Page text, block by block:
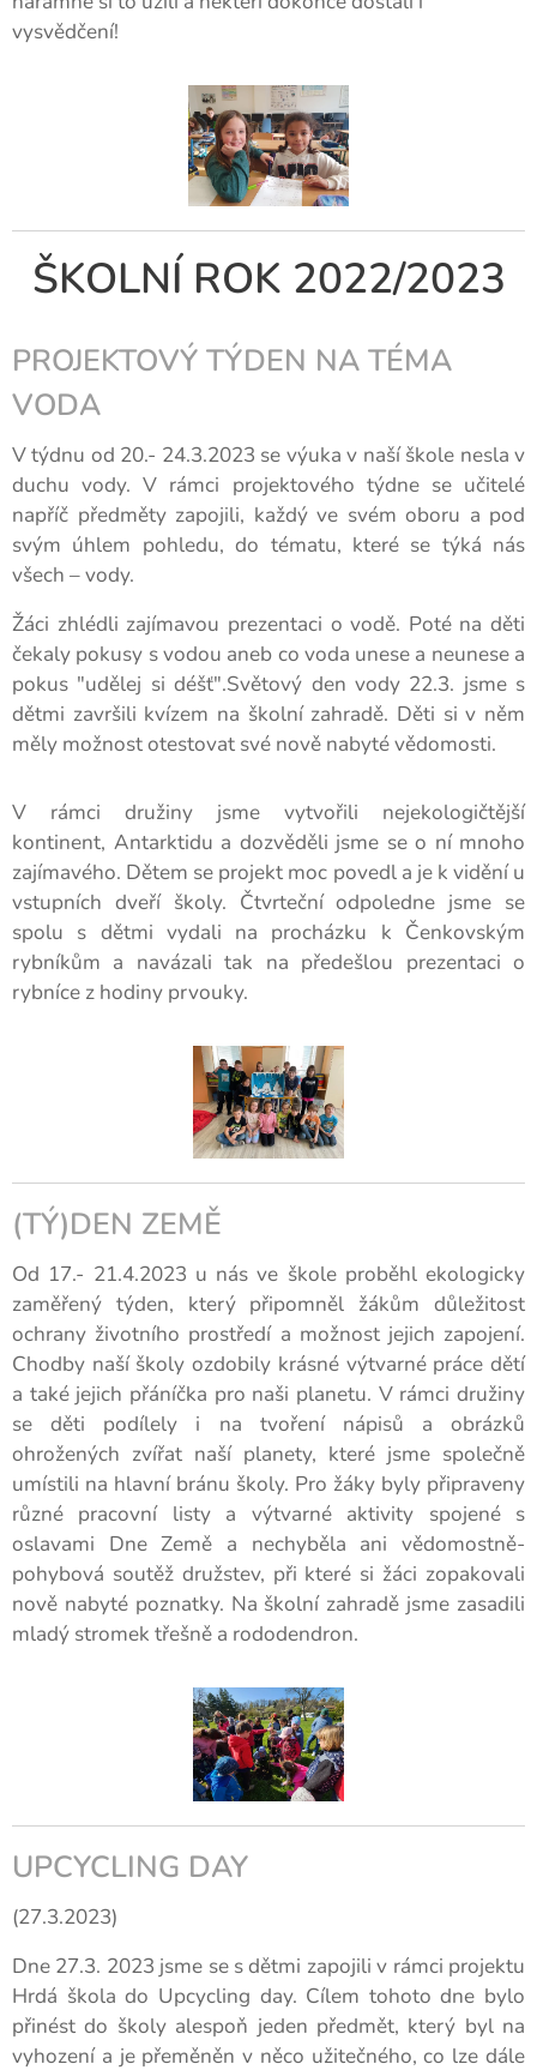
vysvědčení!
ŠKOLNÍ ROK 2022/2023
PROJEKTOVÝ TÝDEN NA TÉMA
VODA
V týdnu od 20.- 24.3.2023 se výuka v naší škole nesla v
duchu vody. V rámci projektového týdne se učitelé
napříč předměty zapojili, každý ve svém oboru a pod
svým úhlem pohledu, do tématu, které se týká nás
všech – vody.
Žáci zhlédli zajímavou prezentaci o vodě. Poté na děti
čekaly pokusy s vodou aneb co voda unese a neunese a
pokus "udělej si déšť".Světový den vody 22.3. jsme s
dětmi završili kvízem na školní zahradě. Děti si v něm
měly možnost otestovat své nově nabyté vědomosti.
V rámci družiny jsme vytvořili nejekologičtější
kontinent, Antarktidu a dozvěděli jsme se o ní mnoho
zajímavého. Dětem se projekt moc povedl a je k vidění u
vstupních dveří školy. Čtvrteční odpoledne jsme se
spolu s dětmi vydali na procházku k Čenkovským
rybníkům a navázali tak na předešlou prezentaci o
rybníce z hodiny prvouky.
(TÝ)DEN ZEMĚ
Od 17.- 21.4.2023 u nás ve škole proběhl ekologicky
zaměřený týden, který připomněl žákům důležitost
ochrany životního prostředí a možnost jejich zapojení.
Chodby naší školy ozdobily krásné výtvarné práce dětí
a také jejich přáníčka pro naši planetu. V rámci družiny
se děti podílely i na tvoření nápisů a obrázků
ohrožených zvířat naší planety, které jsme společně
umístili na hlavní bránu školy. Pro žáky byly připraveny
různé pracovní listy a výtvarné aktivity spojené s
oslavami Dne Země a nechyběla ani vědomostně-
pohybová soutěž družstev, při které si žáci zopakovali
nově nabyté poznatky. Na školní zahradě jsme zasadili
mladý stromek třešně a rododendron.
UPCYCLING DAY
(27.3.2023)
Dne 27.3. 2023 jsme se s dětmi zapojili v rámci projektu
Hrdá škola do Upcycling day. Cílem tohoto dne bylo
přinést do školy alespoň jeden předmět, který byl na
vyhození a je přeměněn v něco užitečného, co lze dále